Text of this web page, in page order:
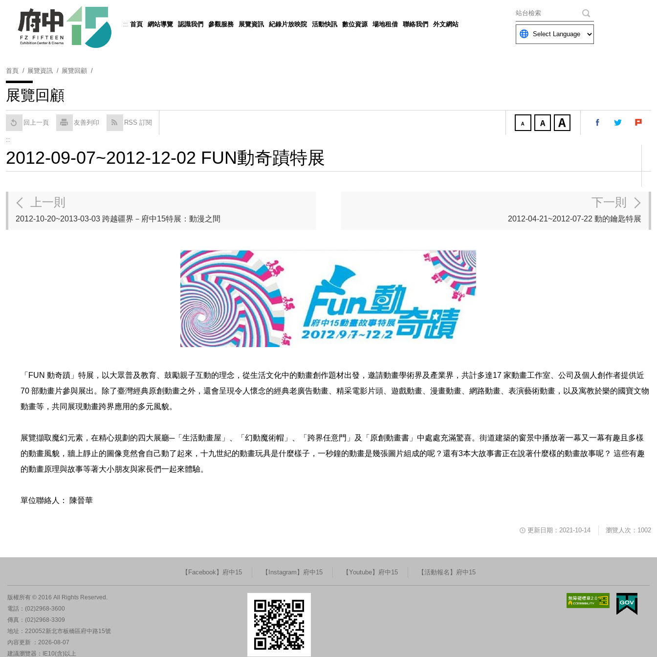
::: 首頁 網站導覽 認識我們 參觀服務 展覽資訊 紀錄片放映院 活動快訊 數位資源 場地租借 聯絡我們 外文網站
關鍵字
Powered by Translate
首頁 展覽資訊 展覽回顧
展覽回顧
回上一頁 友善列印 RSS 訂閱
:::
2012-09-07~2012-12-02 FUN動奇蹟特展
上一則
2012-10-20~2013-03-03 跨越疆界－府中15特展：動漫之間
下一則
2012-04-21~2012-07-22 動的鑰匙特展
「FUN 動奇蹟」特展，以大眾普及教育、鼓勵親子互動的理念，從生活文化中的動畫創作題材出發，邀請動畫學術界及產業界，共計多達17 家動畫工作室、公司及個人創作者提供近
70 部動畫片參與展出。除了臺灣經典原創動畫之外，還會呈現令人懷念的經典老廣告動畫、精采電影片頭、遊戲動畫、漫畫動畫、網路動畫、表演藝術動畫，以及寓教於樂的國寶文物
動畫等，共同展現動畫跨界應用的多元風貌。
展覽擷取魔幻元素，在精心規劃的四大展廳─「生活動畫屋」、「幻動魔術帽」、「跨界任意門」及「原創動畫書」中處處充滿驚喜。街道建築的窗景中播放著一幕又一幕有趣且多樣
的動畫風貌，牆上靜止的圖像竟然會自己動了起來，十九世紀的動畫玩具是什麼樣子，一秒鐘的動畫是幾張圖片組成的呢？還有3本大故事書正在說著什麼樣的動畫故事呢？ 這些有趣
的動畫原理與故事等著大小朋友與家長們一起來體驗。
單位聯絡人： 陳晉華
更新日期：2021-10-14 瀏覽人次：1002
【Facebook】府中15 【Instagram】府中15 【Youtube】府中15 【活動報名】府中15
版權所有 © 2016 All Rights Reserved.
電話：(02)2968-3600
傳真：(02)2968-3309
地址：220052新北市板橋區府中路15號
內容更新 ：2026-08-07
建議瀏覽器：IE10(含)以上